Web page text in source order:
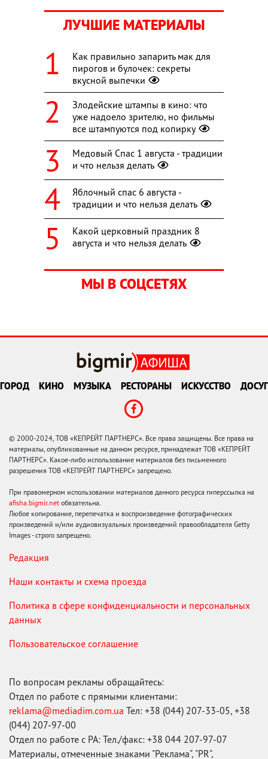
ЛУЧШИЕ МАТЕРИАЛЫ
Как правильно запарить мак для
пирогов и булочек: секреты
вкусной выпечки
Злодейские штампы в кино: что
уже надоело зрителю, но фильмы
все штампуются под копирку
Медовый Спас 1 августа - традиции
и что нельзя делать
Яблочный спас 6 августа -
традиции и что нельзя делать
Какой церковный праздник 8
августа и что нельзя делать
МЫ В СОЦСЕТЯХ
ГОРОД КИНО МУЗЫКА РЕСТОРАНЫ ИСКУССТВО ДОСУГ
© 2000-2024, ТОВ «КЕПРЕЙТ ПАРТНЕРС». Все права защищены. Все права на
материалы, опубликованные на данном ресурсе, принадлежат ТОВ «КЕПРЕЙТ
ПАРТНЕРС». Какое-либо использование материалов без письменного
разрешения ТОВ «КЕПРЕЙТ ПАРТНЕРС» запрещено.
При правомерном использовании материалов данного ресурса гиперссылка на
afisha.bigmir.net обязательна.
Любое копирование, перепечатка и воспроизведение фотографических
произведений и/или аудиовизуальных произведений правообладателя Getty
Images - строго запрещено.
Редакция
Наши контакты и схема проезда
Политика в сфере конфиденциальности и персональных
данных
Пользовательское соглашение
По вопросам рекламы обращайтесь:
Отдел по работе с прямыми клиентами:
reklama@mediadim.com.ua Тел: +38 (044) 207-33-05, +38
(044) 207-97-00
Отдел по работе с РА: Тел./факс: +38 044 207-97-07
Материалы, отмеченные знаками "Реклама", "PR",